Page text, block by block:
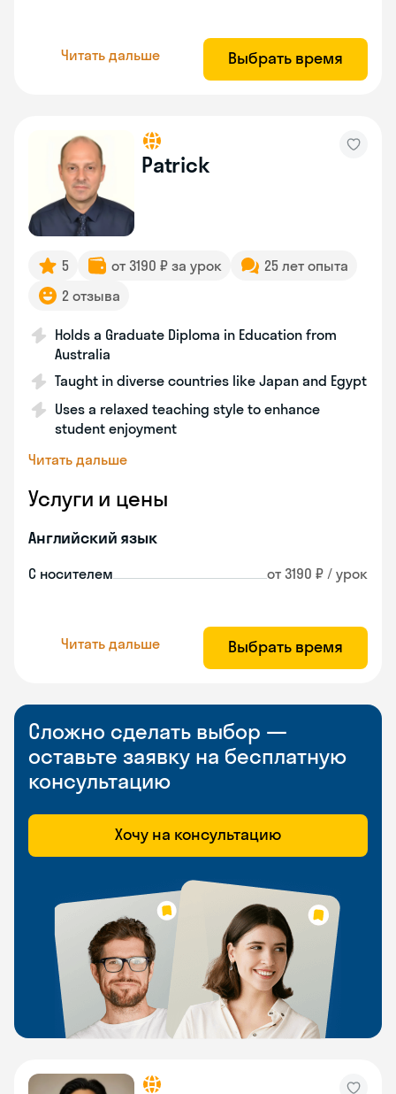
Читать дальше Выбрать время
Patrick
5 от 3190 ₽ за урок
25 лет опыта
2 отзыва
Holds a Graduate Diploma in Education from
Australia
Taught in diverse countries like Japan and Egypt
Uses a relaxed teaching style to enhance
student enjoyment
Читать дальше
Услуги и цены
Английский язык
С носителем от 3190 ₽ / урок
Читать дальше Выбрать время
Сложно сделать выбор —
оставьте заявку на бесплатную
консультацию
Хочу на консультацию